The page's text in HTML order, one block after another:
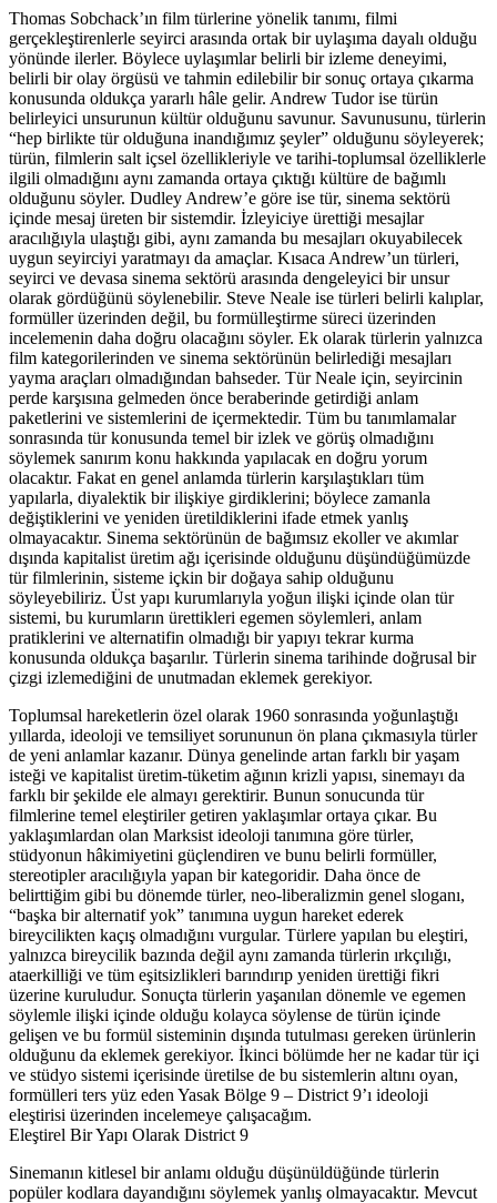
Thomas Sobchack’ın film türlerine yönelik tanımı, filmi
gerçekleştirenlerle seyirci arasında ortak bir uylaşıma dayalı olduğu
yönünde ilerler. Böylece uylaşımlar belirli bir izleme deneyimi,
belirli bir olay örgüsü ve tahmin edilebilir bir sonuç ortaya çıkarma
konusunda oldukça yararlı hâle gelir. Andrew Tudor ise türün
belirleyici unsurunun kültür olduğunu savunur. Savunusunu, türlerin
“hep birlikte tür olduğuna inandığımız şeyler” olduğunu söyleyerek;
türün, filmlerin salt içsel özellikleriyle ve tarihi-toplumsal özelliklerle
ilgili olmadığını aynı zamanda ortaya çıktığı kültüre de bağımlı
olduğunu söyler. Dudley Andrew’e göre ise tür, sinema sektörü
içinde mesaj üreten bir sistemdir. İzleyiciye ürettiği mesajlar
aracılığıyla ulaştığı gibi, aynı zamanda bu mesajları okuyabilecek
uygun seyirciyi yaratmayı da amaçlar. Kısaca Andrew’un türleri,
seyirci ve devasa sinema sektörü arasında dengeleyici bir unsur
olarak gördüğünü söylenebilir. Steve Neale ise türleri belirli kalıplar,
formüller üzerinden değil, bu formülleştirme süreci üzerinden
incelemenin daha doğru olacağını söyler. Ek olarak türlerin yalnızca
film kategorilerinden ve sinema sektörünün belirlediği mesajları
yayma araçları olmadığından bahseder. Tür Neale için, seyircinin
perde karşısına gelmeden önce beraberinde getirdiği anlam
paketlerini ve sistemlerini de içermektedir. Tüm bu tanımlamalar
sonrasında tür konusunda temel bir izlek ve görüş olmadığını
söylemek sanırım konu hakkında yapılacak en doğru yorum
olacaktır. Fakat en genel anlamda türlerin karşılaştıkları tüm
yapılarla, diyalektik bir ilişkiye girdiklerini; böylece zamanla
değiştiklerini ve yeniden üretildiklerini ifade etmek yanlış
olmayacaktır. Sinema sektörünün de bağımsız ekoller ve akımlar
dışında kapitalist üretim ağı içerisinde olduğunu düşündüğümüzde
tür filmlerinin, sisteme içkin bir doğaya sahip olduğunu
söyleyebiliriz. Üst yapı kurumlarıyla yoğun ilişki içinde olan tür
sistemi, bu kurumların ürettikleri egemen söylemleri, anlam
pratiklerini ve alternatifin olmadığı bir yapıyı tekrar kurma
konusunda oldukça başarılır. Türlerin sinema tarihinde doğrusal bir
çizgi izlemediğini de unutmadan eklemek gerekiyor.
Toplumsal hareketlerin özel olarak 1960 sonrasında yoğunlaştığı
yıllarda, ideoloji ve temsiliyet sorununun ön plana çıkmasıyla türler
de yeni anlamlar kazanır. Dünya genelinde artan farklı bir yaşam
isteği ve kapitalist üretim-tüketim ağının krizli yapısı, sinemayı da
farklı bir şekilde ele almayı gerektirir. Bunun sonucunda tür
filmlerine temel eleştiriler getiren yaklaşımlar ortaya çıkar. Bu
yaklaşımlardan olan Marksist ideoloji tanımına göre türler,
stüdyonun hâkimiyetini güçlendiren ve bunu belirli formüller,
stereotipler aracılığıyla yapan bir kategoridir. Daha önce de
belirttiğim gibi bu dönemde türler, neo-liberalizmin genel sloganı,
“başka bir alternatif yok” tanımına uygun hareket ederek
bireycilikten kaçış olmadığını vurgular. Türlere yapılan bu eleştiri,
yalnızca bireycilik bazında değil aynı zamanda türlerin ırkçılığı,
ataerkilliği ve tüm eşitsizlikleri barındırıp yeniden ürettiği fikri
üzerine kuruludur. Sonuçta türlerin yaşanılan dönemle ve egemen
söylemle ilişki içinde olduğu kolayca söylense de türün içinde
gelişen ve bu formül sisteminin dışında tutulması gereken ürünlerin
olduğunu da eklemek gerekiyor. İkinci bölümde her ne kadar tür içi
ve stüdyo sistemi içerisinde üretilse de bu sistemlerin altını oyan,
formülleri ters yüz eden Yasak Bölge 9 – District 9’ı ideoloji
eleştirisi üzerinden incelemeye çalışacağım.
Eleştirel Bir Yapı Olarak District 9
Sinemanın kitlesel bir anlamı olduğu düşünüldüğünde türlerin
popüler kodlara dayandığını söylemek yanlış olmayacaktır. Mevcut